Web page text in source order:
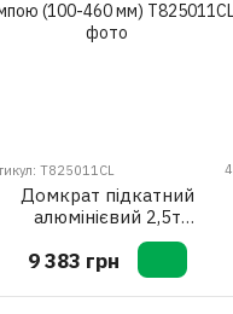
T825011CL 4
Домкрат підкатний
алюмінієвий 2,5т
низькопрофільний з
помпою (100-460
9 383 грн